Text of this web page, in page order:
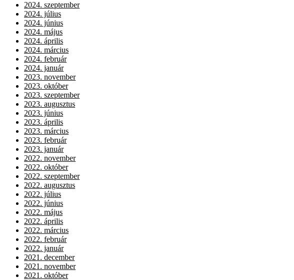
2024. szeptember
2024. július
2024. június
2024. május
2024. április
2024. március
2024. február
2024. január
2023. november
2023. október
2023. szeptember
2023. augusztus
2023. június
2023. április
2023. március
2023. február
2023. január
2022. november
2022. október
2022. szeptember
2022. augusztus
2022. július
2022. június
2022. május
2022. április
2022. március
2022. február
2022. január
2021. december
2021. november
2021. október